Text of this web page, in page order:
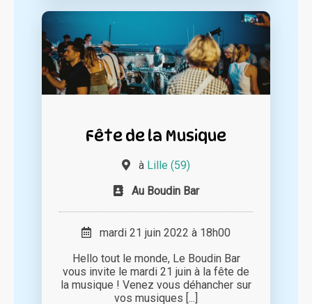
Fête de la Musique
à Lille (59)
Au Boudin Bar
mardi 21 juin 2022 à 18h00
Hello tout le monde, Le Boudin Bar
vous invite le mardi 21 juin à la fête de
la musique ! Venez vous déhancher sur
vos musiques [...]